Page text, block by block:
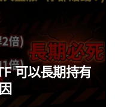
可以長期持有